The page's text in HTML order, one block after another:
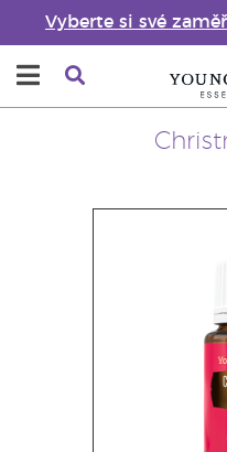
Vyberte si své